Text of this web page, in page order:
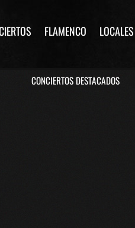
FLAMENCO LOCALES
CONCIERTOS DESTACADOS